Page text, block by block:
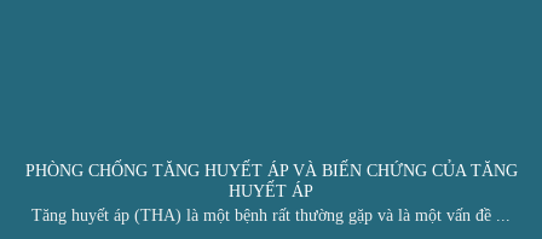
PHÒNG CHỐNG TĂNG HUYẾT ÁP VÀ BIẾN CHỨNG CỦA TĂNG
HUYẾT ÁP
Tăng huyết áp (THA) là một bệnh rất thường gặp và là một vấn đề ...